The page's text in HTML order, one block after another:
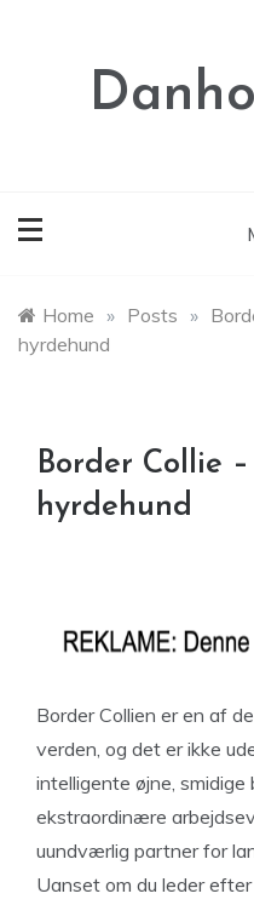
Home » Posts »
hyrdehund
Border Collie
hyrdehund
Border Collien er en af
verden, og det er ikke
intelligente øjne,
ekstraordinære
uundværlig partner for
Uanset om du leder